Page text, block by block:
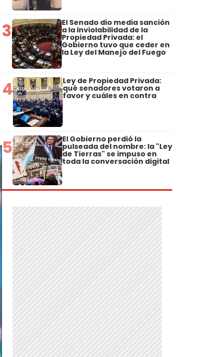
3 El Senado dio media sanción
a la Inviolabilidad de la
Propiedad Privada: el
Gobierno tuvo que ceder en
la Ley del Manejo del Fuego
4 Ley de Propiedad Privada:
qué senadores votaron a
favor y cuáles en contra
5 El Gobierno perdió la
pulseada del nombre: la "Ley
de Tierras" se impuso en
toda la conversación digital